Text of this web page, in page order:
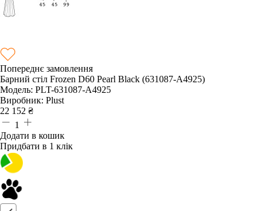
Попереднє замовлення
Барний стіл Frozen D60 Pearl Black (631087-A4925)
Модель: PLT-631087-A4925
Виробник: Plust
22 152 ₴
1
Додати в кошик
Придбати в 1 клік